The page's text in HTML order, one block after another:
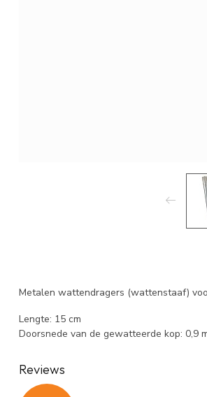
Metalen wattendragers (wattenstaaf)
Lengte: 15 cm
Doorsnede van de gewatteerde kop: 0,9
Reviews